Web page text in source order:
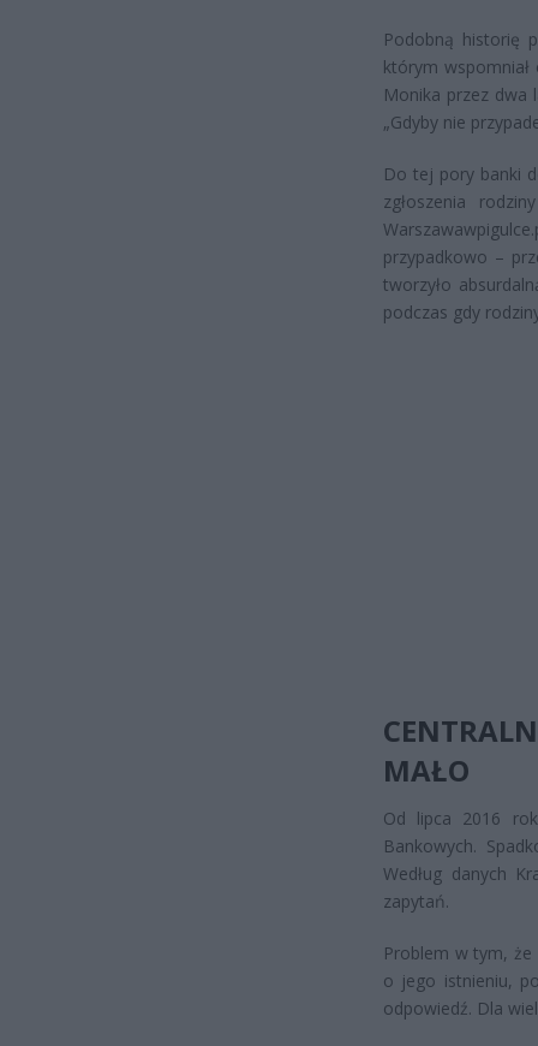
Podobną historię
którym wspomniał
Monika przez dwa
„Gdyby nie
Do tej pory banki
zgłoszenia
przypadkowo –
tworzyło
podczas gdy
MAŁO
Od lipca 2016
Bankowych.
Według danych
zapytań.
Problem w tym, że
o jego istnieniu,
odpowiedź. Dla